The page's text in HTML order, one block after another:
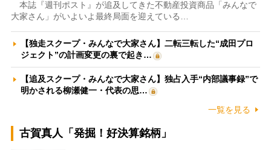
本誌『週刊ポスト』が追及してきた不動産投資商品「みんなで
大家さん」がいよいよ最終局面を迎えている…
【独走スクープ・みんなで大家さん】二転三転した“成田プロ
ジェクト”の計画変更の裏で起き…
【追及スクープ・みんなで大家さん】独占入手“内部議事録”で
明かされる柳瀬健一・代表の思…
一覧を見る
古賀真人「発掘！好決算銘柄」